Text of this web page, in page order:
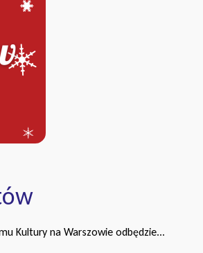
Kultury na Warszowie odbędzie...